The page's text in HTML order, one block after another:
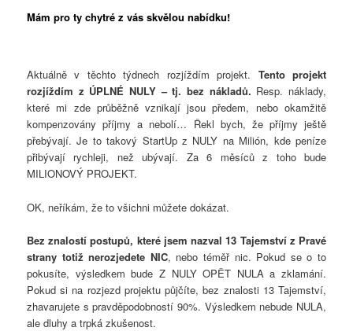
Mám pro ty chytré z vás skvělou nabídku!
Aktuálně v těchto týdnech rozjíždím projekt. Tento projekt
rozjíždím z ÚPLNÉ NULY – tj. bez nákladů. Resp. náklady,
které mi zde průběžně vznikají jsou předem, nebo okamžitě
kompenzovány příjmy a nebolí… Řekl bych, že příjmy ještě
přebývají. Je to takový StartUp z NULY na Milión, kde peníze
přibývají rychleji, než ubývají. Za 6 měsíců z toho bude
MILIONOVÝ PROJEKT.
OK, neříkám, že to všichni můžete dokázat.
Bez znalostí postupů, které jsem nazval 13 Tajemství z Pravé
strany totiž nerozjedete NIC, nebo téměř nic. Pokud se o to
pokusíte, výsledkem bude Z NULY OPĚT NULA a zklamání.
Pokud si na rozjezd projektu půjčíte, bez znalosti 13 Tajemství,
zhavarujete s pravděpodobností 90%. Výsledkem nebude NULA,
ale dluhy a trpká zkušenost.